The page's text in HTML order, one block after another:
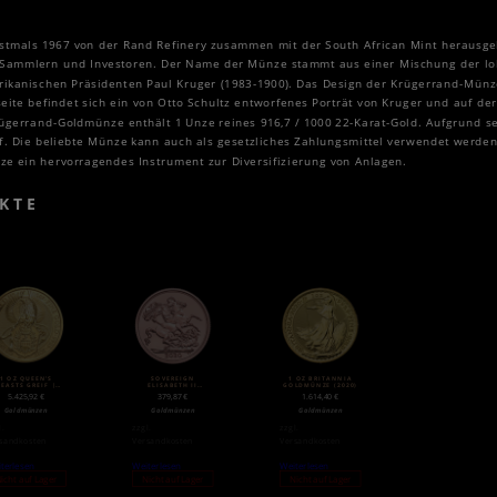
1967 von der Rand Refinery zusammen mit der South African Mint
und Investoren. Der Name der Münze stammt aus einer Mischung der
Präsidenten Paul Kruger (1983-1900). Das Design der Krügerrand-
befindet sich ein von Otto Schultz entworfenes Porträt von Kruger und auf
Goldmünze enthält 1 Unze reines 916,7 / 1000 22-Karat-Gold. Aufgrund
Die beliebte Münze kann auch als gesetzliches Zahlungsmittel verwendet
ein hervorragendes Instrument zur Diversifizierung von Anlagen.
1 OZ QUEEN’S
GREIF |
5.425,92€
Goldmünzen
auf Lager
SOVEREIGN
ELISABETH II
379,87€
Goldmünzen
Weiterlesen
Nicht auf Lager
1 OZ BRITANNIA
GOLDMÜNZE (2020)
1.614,40€
Goldmünzen
Weiterlesen
Nicht auf Lager